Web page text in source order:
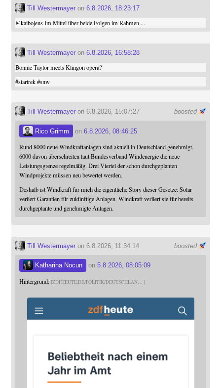
Till Westermayeron 6.8.2026, 18:23:17
@kaibojensIm Mittel über beide Folgen im Rahmen ...
Till Westermayeron 6.8.2026, 16:58:28
Bonnie Taylor meets Klingon opera?
#startrek #snw
boosted
Till Westermayeron 6.8.2026, 15:07:27
Rico Grimm on 6.8.2026, 08:46:25
Rund 8000 neue Windkraftanlagen sind aktuell in Deutschland genehmigt.
6000 davon überschreiten laut Bundesverband Windenergie die neue
Leistungsgrenze regelmäßig. Drei Viertel der schon durchgeplanten
Windprojekte müssen neu bewertet werden.
Deshalb ist Windkraft für mich die eigentliche Story dieser Gesetze: Solar
verliert Garantien für zukünftige Anlagen. Windkraft verliert sie für bereits
durchgeplante und genehmigte Anlagen.
boosted
Till Westermayeron 6.8.2026, 11:34:14
Katharina Nocun on 5.8.2026, 08:05:09
Hintergrund: ZDFHEUTE.DE/POLITIK/DEUTSCHLAN